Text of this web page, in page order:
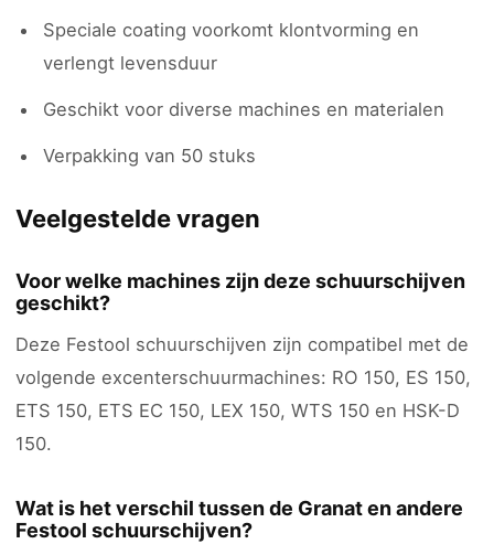
Speciale coating voorkomt klontvorming en
verlengt levensduur
Geschikt voor diverse machines en materialen
Verpakking van 50 stuks
Veelgestelde vragen
Voor welke machines zijn deze schuurschijven
geschikt?
Deze Festool schuurschijven zijn compatibel met de
volgende excenterschuurmachines: RO 150, ES 150,
ETS 150, ETS EC 150, LEX 150, WTS 150 en HSK-D
150.
Wat is het verschil tussen de Granat en andere
Festool schuurschijven?